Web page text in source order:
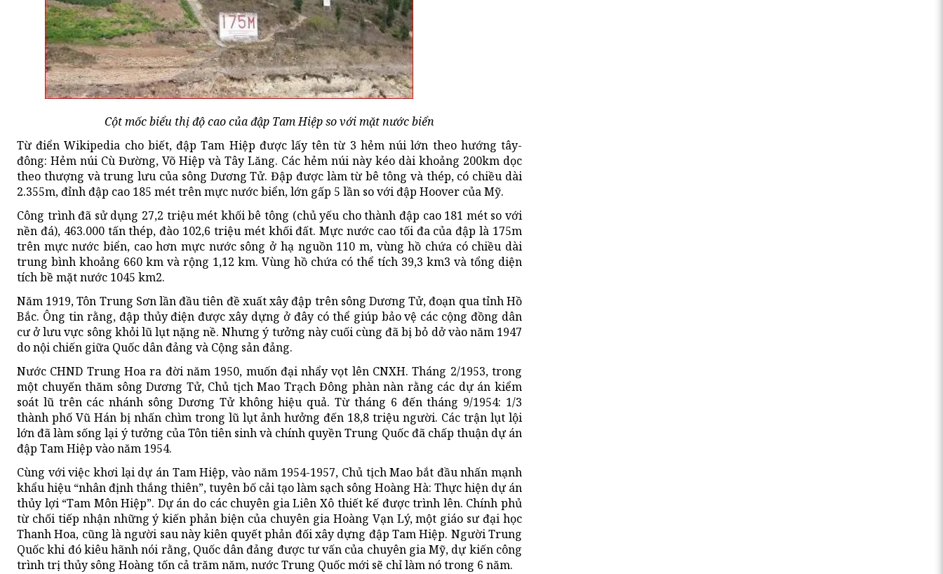
Cột mốc biểu thị độ cao của đập Tam Hiệp so với mặt nước biển
Từ điển Wikipedia cho biết, đập Tam Hiệp được lấy tên từ 3 hẻm núi lớn theo hướng tây-
đông: Hẻm núi Cù Đường, Võ Hiệp và Tây Lăng. Các hẻm núi này kéo dài khoảng 200km dọc
theo thượng và trung lưu của sông Dương Tử. Đập được làm từ bê tông và thép, có chiều dài
2.355m, đỉnh đập cao 185 mét trên mực nước biển, lớn gấp 5 lần so với đập Hoover của Mỹ.
Công trình đã sử dụng 27,2 triệu mét khối bê tông (chủ yếu cho thành đập cao 181 mét so với
nền đá), 463.000 tấn thép, đào 102,6 triệu mét khối đất. Mực nước cao tối đa của đập là 175m
trên mực nước biển, cao hơn mực nước sông ở hạ nguồn 110 m, vùng hồ chứa có chiều dài
trung bình khoảng 660 km và rộng 1,12 km. Vùng hồ chứa có thể tích 39,3 km3 và tổng diện
tích bề mặt nước 1045 km2.
Năm 1919, Tôn Trung Sơn lần đầu tiên đề xuất xây đập trên sông Dương Tử, đoạn qua tỉnh Hồ
Bắc. Ông tin rằng, đập thủy điện được xây dựng ở đây có thể giúp bảo vệ các cộng đồng dân
cư ở lưu vực sông khỏi lũ lụt nặng nề. Nhưng ý tưởng này cuối cùng đã bị bỏ dở vào năm 1947
do nội chiến giữa Quốc dân đảng và Cộng sản đảng.
Nước CHND Trung Hoa ra đời năm 1950, muốn đại nhẩy vọt lên CNXH. Tháng 2/1953, trong
một chuyến thăm sông Dương Tử, Chủ tịch Mao Trạch Đông phàn nàn rằng các dự án kiểm
soát lũ trên các nhánh sông Dương Tử không hiệu quả. Từ tháng 6 đến tháng 9/1954: 1/3
thành phố Vũ Hán bị nhấn chìm trong lũ lụt ảnh hưởng đến 18,8 triệu người. Các trận lụt lội
lớn đã làm sống lại ý tưởng của Tôn tiên sinh và chính quyền Trung Quốc đã chấp thuận dự án
đập Tam Hiệp vào năm 1954.
Cùng với việc khơi lại dự án Tam Hiệp, vào năm 1954-1957, Chủ tịch Mao bắt đầu nhấn mạnh
khẩu hiệu “nhân định thắng thiên”, tuyên bố cải tạo làm sạch sông Hoàng Hà: Thực hiện dự án
thủy lợi “Tam Môn Hiệp”. Dự án do các chuyên gia Liên Xô thiết kế được trình lên. Chính phủ
từ chối tiếp nhận những ý kiến phản biện của chuyên gia Hoàng Vạn Lý, một giáo sư đại học
Thanh Hoa, cũng là người sau này kiên quyết phản đối xây dựng đập Tam Hiệp. Người Trung
Quốc khi đó kiêu hãnh nói rằng, Quốc dân đảng được tư vấn của chuyên gia Mỹ, dự kiến công
trình trị thủy sông Hoàng tốn cả trăm năm, nước Trung Quốc mới sẽ chỉ làm nó trong 6 năm.